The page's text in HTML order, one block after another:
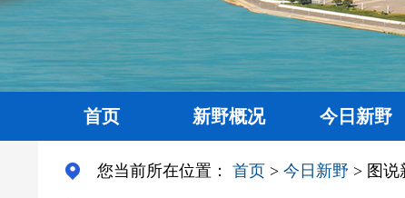
首页 新野概况 今日新野
您当前所在位置： 首页 > 今日新野 > 图说